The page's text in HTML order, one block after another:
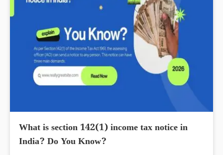
What is section 142(1) income tax notice in
India? Do You Know?